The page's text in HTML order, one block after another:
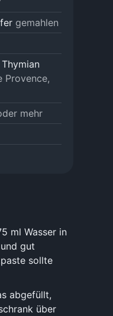
gemahlen
Provence,
mehr
ml Wasser in
gut
sollte
abgefüllt,
über